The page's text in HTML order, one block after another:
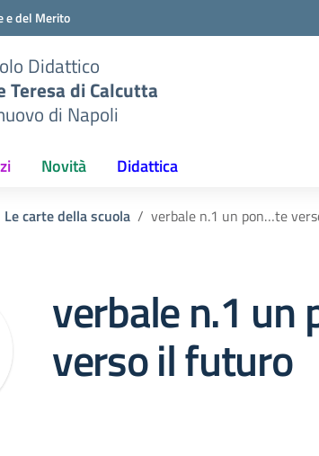
e del Merito
Didattico
Teresa di Calcutta
di Napoli
Novità Didattica
Le carte della scuola verbale n.1 un pon…te
verbale n.1
verso il futuro